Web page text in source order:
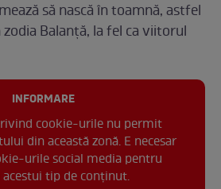
să nască în toamnă, astfel
Balanță, la fel ca viitorul
INFORMARE
cookie-urile nu permit
din această zonă. E necesar
urile social media pentru
acestui tip de conținut.